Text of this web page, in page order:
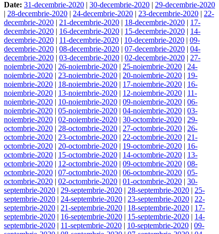
Date: 31-decembrie-2020 | 30-decembrie-2020 | 29-decembrie-2020
| 28-decembrie-2020 | 24-decembrie-2020 | 23-decembrie-2020 | 22-
decembrie-2020 | 21-decembrie-2020 | 18-decembrie-2020 | 17-
decembrie-2020 | 16-decembrie-2020 | 15-decembrie-2020 | 14-
decembrie-2020 | 11-decembrie-2020 | 10-decembrie-2020 | 09-
decembrie-2020 | 08-decembrie-2020 | 07-decembrie-2020 | 04-
decembrie-2020 | 03-decembrie-2020 | 02-decembrie-2020 | 27-
noiembrie-2020 | 26-noiembrie-2020 | 25-noiembrie-2020 | 24-
noiembrie-2020 | 23-noiembrie-2020 | 20-noiembrie-2020 | 19-
noiembrie-2020 | 18-noiembrie-2020 | 17-noiembrie-2020 | 16-
noiembrie-2020 | 13-noiembrie-2020 | 12-noiembrie-2020 | 11-
noiembrie-2020 | 10-noiembrie-2020 | 09-noiembrie-2020 | 06-
noiembrie-2020 | 05-noiembrie-2020 | 04-noiembrie-2020 | 03-
noiembrie-2020 | 02-noiembrie-2020 | 30-octombrie-2020 | 29-
octombrie-2020 | 28-octombrie-2020 | 27-octombrie-2020 | 26-
octombrie-2020 | 23-octombrie-2020 | 22-octombrie-2020 | 21-
octombrie-2020 | 20-octombrie-2020 | 19-octombrie-2020 | 16-
octombrie-2020 | 15-octombrie-2020 | 14-octombrie-2020 | 13-
octombrie-2020 | 12-octombrie-2020 | 09-octombrie-2020 | 08-
octombrie-2020 | 07-octombrie-2020 | 06-octombrie-2020 | 05-
octombrie-2020 | 02-octombrie-2020 | 01-octombrie-2020 | 30-
septembrie-2020 | 29-septembrie-2020 | 28-septembrie-2020 | 25-
septembrie-2020 | 24-septembrie-2020 | 23-septembrie-2020 | 22-
septembrie-2020 | 21-septembrie-2020 | 18-septembrie-2020 | 17-
septembrie-2020 | 16-septembrie-2020 | 15-septembrie-2020 | 14-
septembrie-2020 | 11-septembrie-2020 | 10-septembrie-2020 | 09-